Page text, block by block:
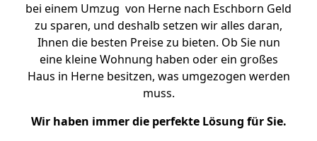
bei einem Umzug von Herne nach Eschborn Geld
zu sparen, und deshalb setzen wir alles daran,
Ihnen die besten Preise zu bieten. Ob Sie nun
eine kleine Wohnung haben oder ein großes
Haus in Herne besitzen, was umgezogen werden
muss.
Wir haben immer die perfekte Lösung für Sie.